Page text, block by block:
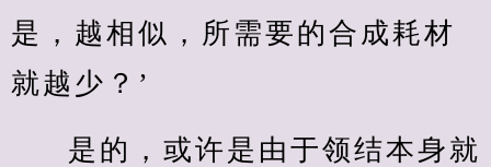
是，越相似，所需要的合成耗材
就越少？’
是的，或许是由于领结本身就